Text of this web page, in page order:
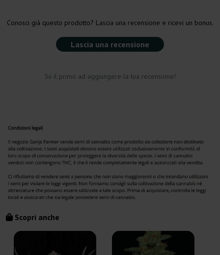
Conosci già questo prodotto? Lascia una recensione e ricevi un bonus.
Lascia una recensione
Sii il primo ad aggiungere la tua recensione!
Scopri anche